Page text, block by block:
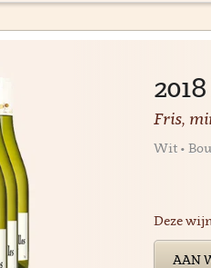
Fris,
Wit •
Deze
AAN